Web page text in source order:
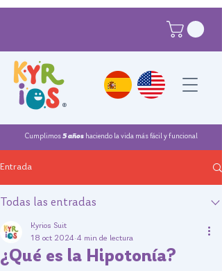
Cumplimos5 añoshaciendo la vida más fácil y funcional
®
Entrada
Todas las entradas
¿Qué es la Hipotonía?
Kyrios Suit
18 oct 2024 4 min de lectura